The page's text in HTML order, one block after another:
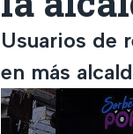
Usuarios de
en más